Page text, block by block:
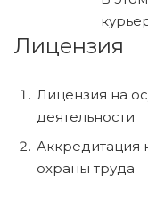
Лицензия
Лицензия на
деятельности
Аккредитация
охраны труда